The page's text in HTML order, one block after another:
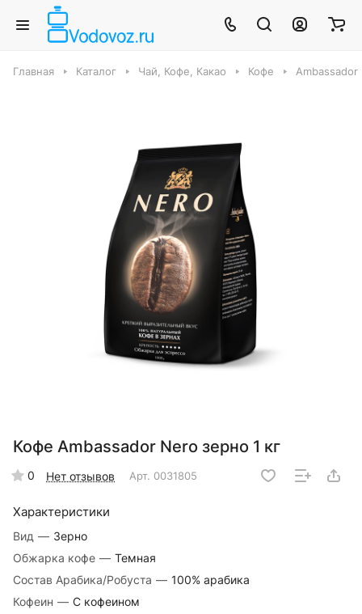
Главная Каталог Чай, Кофе, Какао Кофе Ambassador
Кофе Ambassador Nero зерно 1 кг
0 Нет отзывов Арт. 0031805
Характеристики
Вид — Зерно
Обжарка кофе — Темная
Состав Арабика/Робуста — 100% арабика
Кофеин — С кофеином